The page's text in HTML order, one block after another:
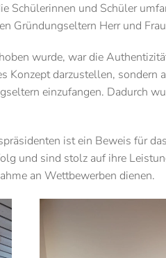
Schülerinnen und Schüler
Gründungseltern Herr und
wurde, war die
Konzept darzustellen,
einzufangen. Dadurch
ist ein Beweis für
und sind stolz auf ihre
an Wettbewerben dienen.